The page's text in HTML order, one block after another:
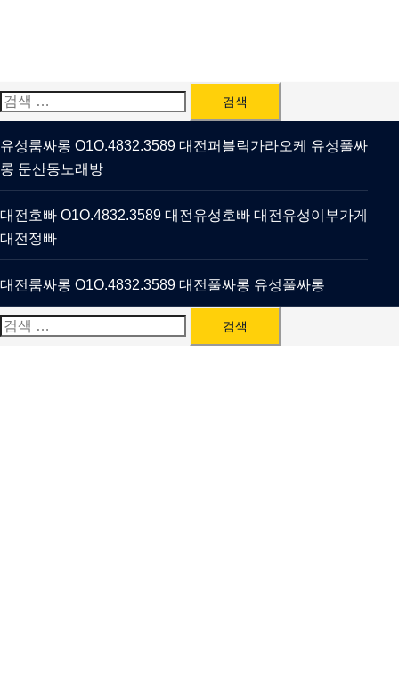
검
색:
유성룸싸롱 O1O.4832.3589 대전퍼블릭가라오케 유성풀싸
롱 둔산동노래방
대전호빠 O1O.4832.3589 대전유성호빠 대전유성이부가게
대전정빠
대전룸싸롱 O1O.4832.3589 대전풀싸롱 유성풀싸롱
검